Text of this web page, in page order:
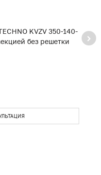
KVZV 350-140-
без решетки